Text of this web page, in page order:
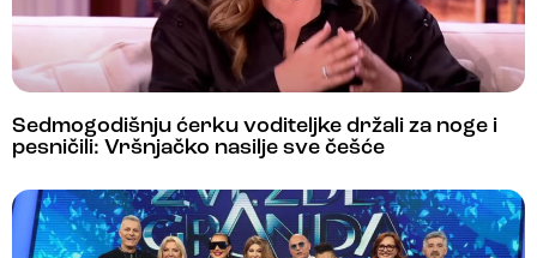
Sedmogodišnju ćerku voditeljke držali za noge i
pesničili: Vršnjačko nasilje sve češće